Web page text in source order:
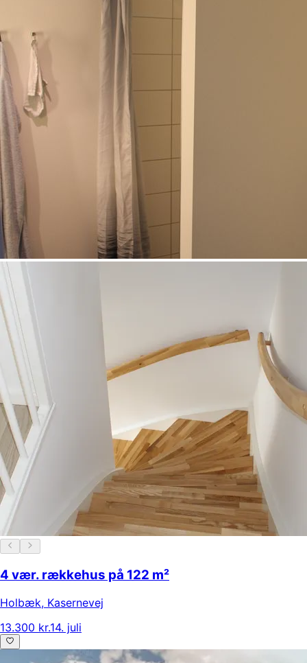
4 vær. rækkehus på 122 m²
Holbæk, Kasernevej
13.300 kr.14. juli